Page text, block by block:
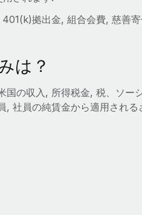
拠出金, 組合会費, 慈善寄
は？
国の収入, 所得税金, 税、ソー
社員の純賃金から適用される